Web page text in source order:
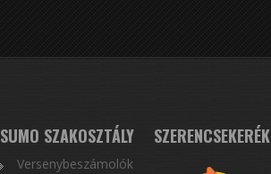
SUMO SZAKOSZTÁLY
Versenybeszámolók
SZERENCSEKERÉK